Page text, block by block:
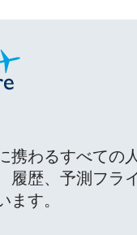
携わるすべての
履歴、予測フラ
ます。